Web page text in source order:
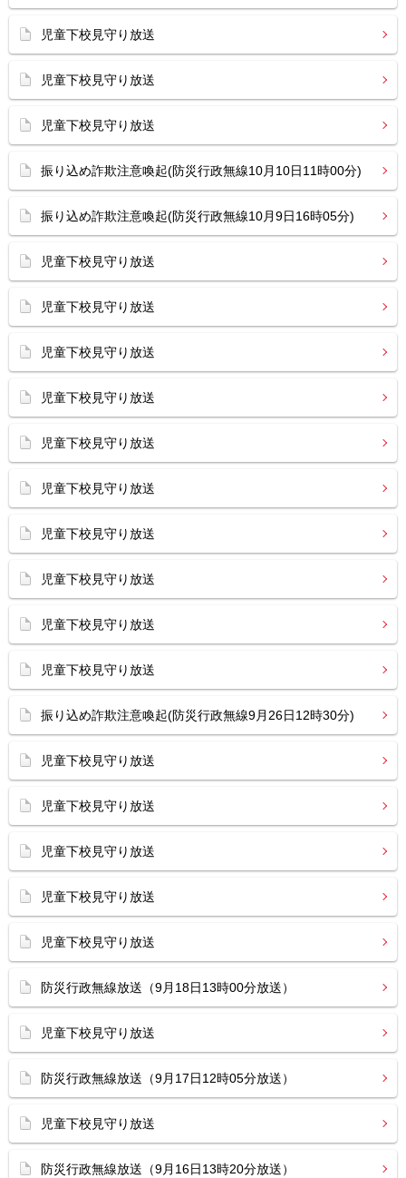
児童下校見守り放送
児童下校見守り放送
児童下校見守り放送
振り込め詐欺注意喚起(防災行政無線10月10日11時00分)
振り込め詐欺注意喚起(防災行政無線10月9日16時05分)
児童下校見守り放送
児童下校見守り放送
児童下校見守り放送
児童下校見守り放送
児童下校見守り放送
児童下校見守り放送
児童下校見守り放送
児童下校見守り放送
児童下校見守り放送
児童下校見守り放送
振り込め詐欺注意喚起(防災行政無線9月26日12時30分)
児童下校見守り放送
児童下校見守り放送
児童下校見守り放送
児童下校見守り放送
児童下校見守り放送
防災行政無線放送（9月18日13時00分放送）
児童下校見守り放送
防災行政無線放送（9月17日12時05分放送）
児童下校見守り放送
防災行政無線放送（9月16日13時20分放送）